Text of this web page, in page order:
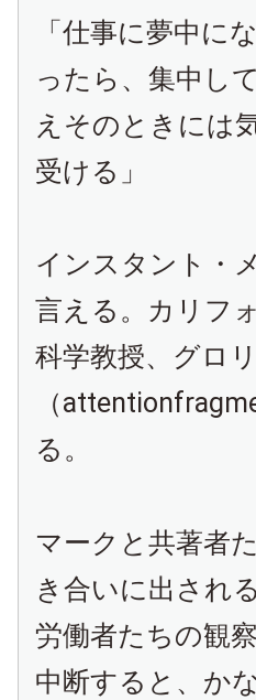
「仕事に夢中に
ったら、集中し
えそのときには
受ける」
インスタント・
言える。カリフ
科学教授、グロ
（
る。
マークと共著者
き合いに出され
労働者たちの観
中断すると、か